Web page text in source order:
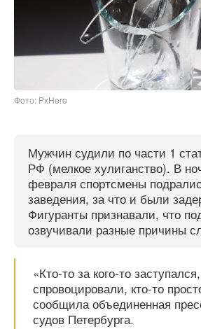
Фото: PxHere
Мужчин судили по части 1
РФ (мелкое хулиганство). В
февраля спортсмены
заведения, за что и были
Фигуранты признавали, что
озвучивали разные причины
«Кто-то за кого-то
спровоцировали, кто-то
сообщила объединенная
судов Петербурга.